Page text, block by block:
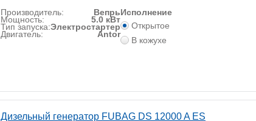
Производитель: Вепрь
Мощность: 5.0 кВт
Тип запуска:Электростартер
Двигатель: Antor
Исполнение
Открытое
В кожухе
Дизельный генератор FUBAG DS 12000 A ES